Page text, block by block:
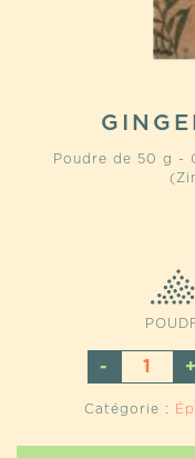
Poudre de 50 g -
Catégorie :